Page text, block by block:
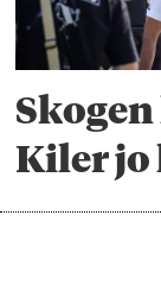
Kiler jo